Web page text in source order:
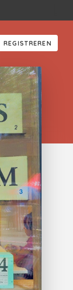
REGISTREREN